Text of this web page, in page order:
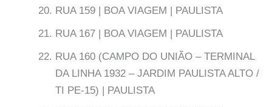
RUA 159 | BOA VIAGEM | PAULISTA
RUA 167 | BOA VIAGEM | PAULISTA
RUA 160 (CAMPO DO UNIÃO – TERMINAL
DA LINHA 1932 – JARDIM PAULISTA ALTO /
TI PE-15) | PAULISTA